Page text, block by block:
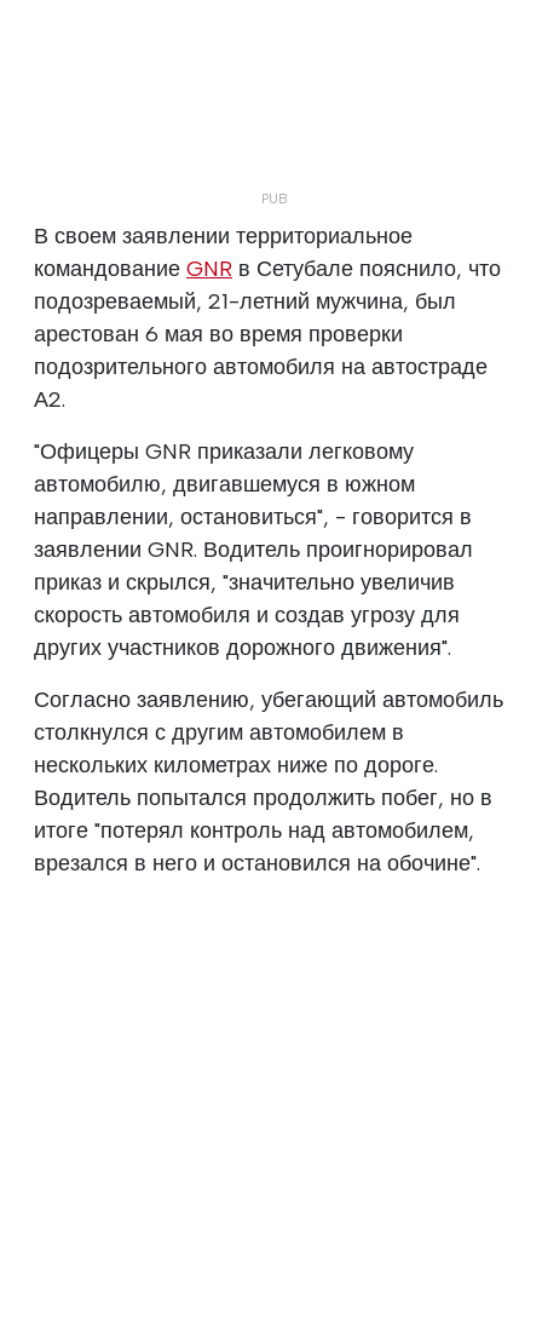
В своем заявлении территориальное
командование GNR в Сетубале пояснило, что
подозреваемый, 21-летний мужчина, был
арестован 6 мая во время проверки
подозрительного автомобиля на автостраде
А2.
"Офицеры GNR приказали легковому
автомобилю, двигавшемуся в южном
направлении, остановиться", - говорится в
заявлении GNR. Водитель проигнорировал
приказ и скрылся, "значительно увеличив
скорость автомобиля и создав угрозу для
других участников дорожного движения".
Согласно заявлению, убегающий автомобиль
столкнулся с другим автомобилем в
нескольких километрах ниже по дороге.
Водитель попытался продолжить побег, но в
итоге "потерял контроль над автомобилем,
врезался в него и остановился на обочине".